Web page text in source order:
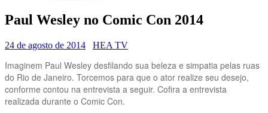
Paul Wesley no Comic Con 2014
24 de agosto de 2014 HEA TV
Imaginem Paul Wesley desfilando sua beleza e simpatia pelas ruas
do Rio de Janeiro. Torcemos para que o ator realize seu desejo,
conforme contou na entrevista a seguir. Cofira a entrevista
realizada durante o Comic Con.